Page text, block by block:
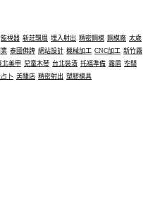
監視器 新莊飄眉 埋入射出 精密鋼模 鋼模廠 太歲
泰國佛牌 網站設計 機械加工 CNC加工 新竹霧
北美甲 兒童木琴 台北裝潢 托福準備 霧眉 空間
卜 美睫店 精密射出 塑膠模具